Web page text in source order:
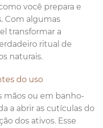
você prepara e
Com algumas
transformar a
ritual de
naturais.
do uso
mãos ou em banho-
a abrir as cutículas do
dos ativos. Esse